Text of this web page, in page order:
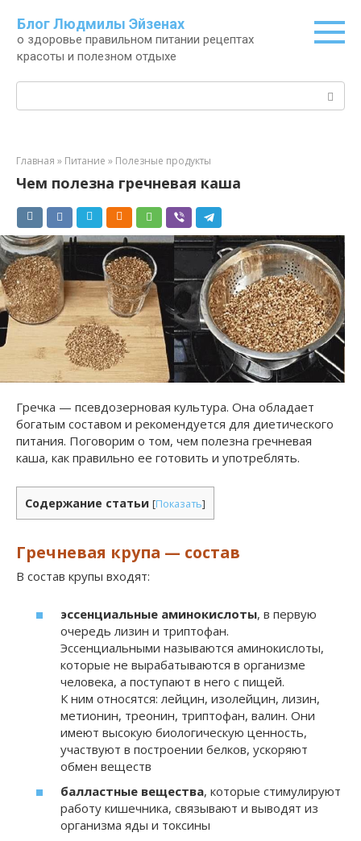
контенту
Блог Людмилы Эйзенах
о здоровье правильном питании рецептах
красоты и полезном отдыхе
Главная » Питание » Полезные продукты
Чем полезна гречневая каша
Гречка — псевдозерновая культура. Она обладает
богатым составом и рекомендуется для диетического
питания. Поговорим о том, чем полезна гречневая
каша, как правильно ее готовить и употреблять.
Содержание статьи [Показать]
Гречневая крупа — состав
В состав крупы входят:
эссенциальные аминокислоты, в первую
очередь лизин и триптофан.
Эссенциальными называются аминокислоты,
которые не вырабатываются в организме
человека, а поступают в него с пищей.
К ним относятся: лейцин, изолейцин, лизин,
метионин, треонин, триптофан, валин. Они
имеют высокую биологическую ценность,
участвуют в построении белков, ускоряют
обмен веществ
балластные вещества, которые стимулируют
работу кишечника, связывают и выводят из
организма яды и токсины